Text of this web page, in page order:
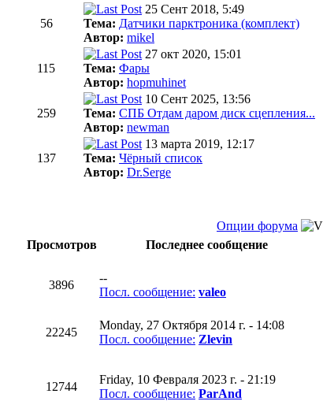
56
25 Сент 2018, 5:49
Тема: Датчики парктроника (комплект)
Автор: mikel
115
27 окт 2020, 15:01
Тема: Фары
Автор: hopmuhinet
259
10 Сент 2025, 13:56
Тема: СПБ Отдам даром диск сцепления...
Автор: newman
137
13 марта 2019, 12:17
Тема: Чёрный список
Автор: Dr.Serge
Опции форума
Просмотров
Последнее сообщение
3896
--
Посл. сообщение: valeo
22245
Monday, 27 Октября 2014 г. - 14:08
Посл. сообщение: Zlevin
12744
Friday, 10 Февраля 2023 г. - 21:19
Посл. сообщение: ParAnd